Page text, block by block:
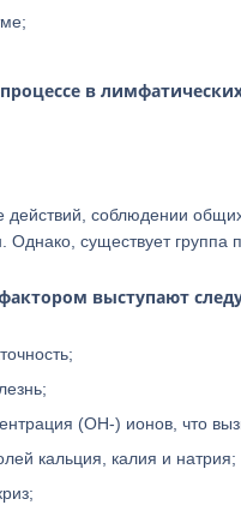
в
действий, соблюдении
Однако, существует группа
выступают
(ОН-) ионов, что
кальция, калия и натрия;